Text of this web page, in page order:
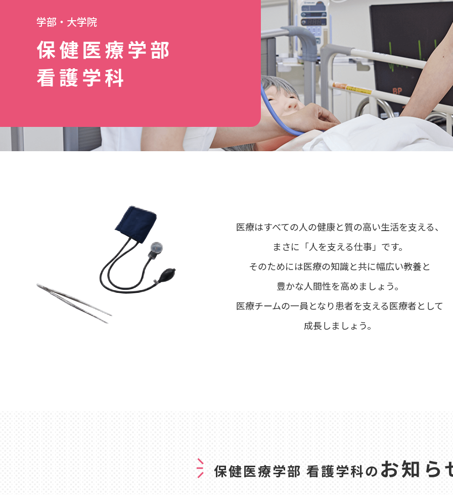
学部・大学院
保健医療学部
看護学科
医療はすべての人の健康と質の高い生活を支える、
まさに「人を支える仕事」です。
そのためには医療の知識と共に幅広い教養と
豊かな人間性を高めましょう。
医療チームの一員となり患者を支える医療者として
成長しましょう。
保健医療学部 看護学科の お知ら